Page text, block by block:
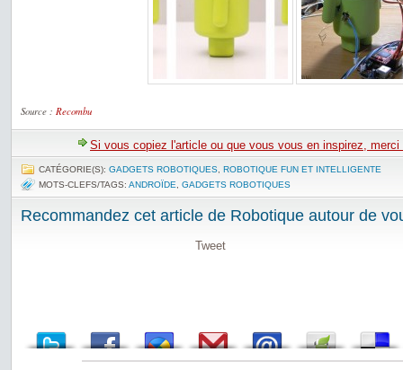
Source : Recombu
Si vous copiez l'article ou que vous vous en inspirez,
CATÉGORIE(S): GADGETS ROBOTIQUES ROBOTIQUE FUN ET INTELLIGENTE
MOTS-CLEFS/TAGS: ANDROÏDE GADGETS ROBOTIQUES
Recommandez cet article de Robotique autour de
Tweet